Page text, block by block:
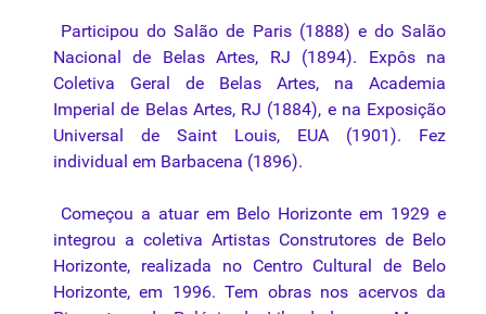
Participou do Salão de Paris (1888) e do Salão
Nacional de Belas Artes, RJ (1894). Expôs na
Coletiva Geral de Belas Artes, na Academia
Imperial de Belas Artes, RJ (1884), e na Exposição
Universal de Saint Louis, EUA (1901). Fez
individual em Barbacena (1896).
Começou a atuar em Belo Horizonte em 1929 e
integrou a coletiva Artistas Construtores de Belo
Horizonte, realizada no Centro Cultural de Belo
Horizonte, em 1996. Tem obras nos acervos da